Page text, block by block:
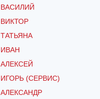
ВАСИЛИЙ
ВИКТОР
ТАТЬЯНА
ИВАН
АЛЕКСЕЙ
ИГОРЬ (СЕРВИС)
АЛЕКСАНДР